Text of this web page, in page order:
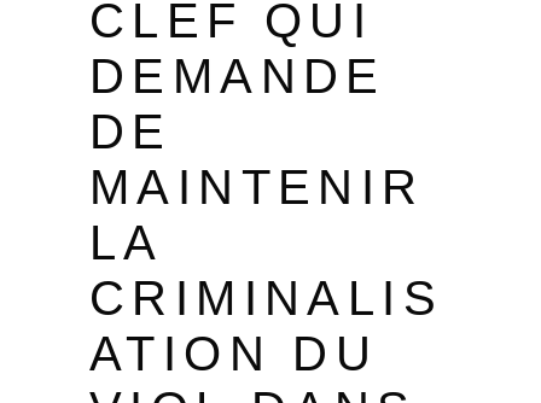
CLEF QUI
DEMANDE
DE
MAINTENIR
LA
CRIMINALIS
ATION DU